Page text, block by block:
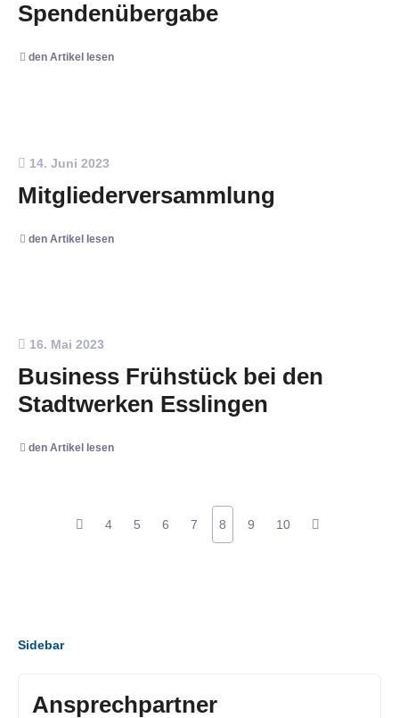
Spendenübergabe
den Artikel lesen
14. Juni 2023
Mitgliederversammlung
den Artikel lesen
16. Mai 2023
Business Frühstück bei den
Stadtwerken Esslingen
den Artikel lesen
4 5 6 7 8 9 10
Sidebar
Ansprechpartner